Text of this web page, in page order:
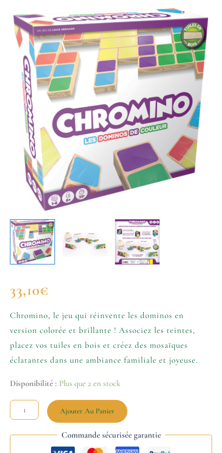
33,10€
Chromino, le jeu qui réinvente les dominos en
version colorée et brillante ! Associez les teintes,
placez vos tuiles en bois et créez des mosaïques
éclatantes dans une ambiance familiale et joyeuse.
Disponibilité : Plus que 2 en stock
quantité
de
Chromino
Ajouter Au Panier
Commande sécurisée garantie